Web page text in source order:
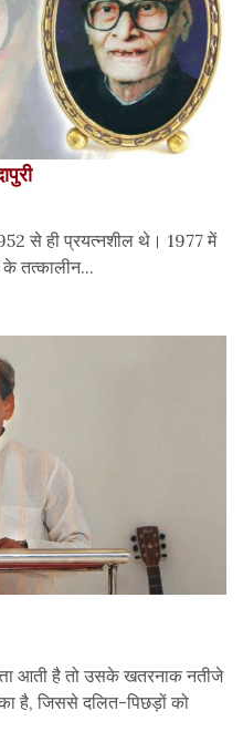
से ही प्रयत्नशील थे। 1977 में
तत्कालीन...
आती है तो उसके खतरनाक नतीजे
है, जिससे दलित-पिछड़ों को